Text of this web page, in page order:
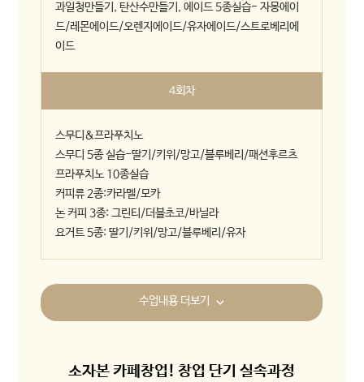
과일청만들기, 탄산수만들기, 에이드 5종실습- 자몽에이
드/레몬에이드/오렌지에이드/유자에이드/스트로베리에
이드
4회차
스무디&프라푸치노
스무디 5종 실습-딸기/키위/망고/블루베리/패션후르츠
프라푸치노 10종실습
커피류 2종:카라멜/모카
논 커피 3종: 그린티/더블초코/바닐라
요거트 5종: 딸기/키위/망고/블루베리/유자
수업내용 더보기
소자본 카페창업! 창업 단기 실속과정